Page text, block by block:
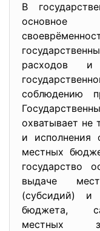
В
основное
расходов
соблюдению
охватывает не
и исполнения
местных
государство
выдаче
(субсидий) и
бюджета,
местных